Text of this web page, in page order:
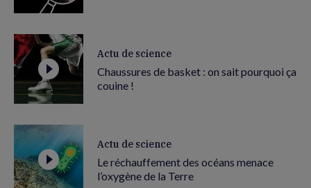
Actu de science
Chaussures de basket : on sait pourquoi ça
couine !
Actu de science
Le réchauffement des océans menace
l’oxygène de la Terre